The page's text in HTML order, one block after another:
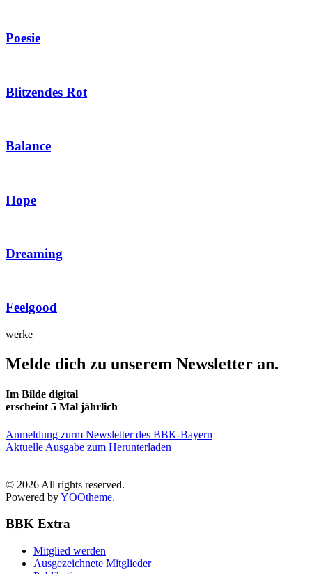
Poesie
Blitzendes Rot
Balance
Hope
Dreaming
Feelgood
werke
Melde dich zu unserem Newsletter an.
Im Bilde digital
erscheint 5 Mal jährlich
Anmeldung zurm Newsletter des BBK-Bayern
Aktuelle Ausgabe zum Herunterladen
© 2026 All rights reserved.
Powered byYOOtheme.
BBK Extra
Mitglied werden
Ausgezeichnete Mitglieder